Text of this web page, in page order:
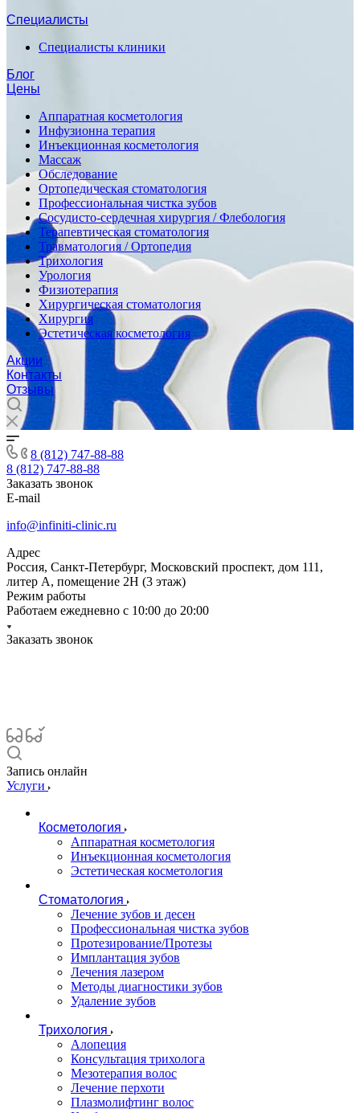
Специалисты
Специалисты клиники
Блог
Цены
Аппаратная косметология
Инфузионна терапия
Инъекционная косметология
Массаж
Обследование
Ортопедическая стоматология
Профессиональная чистка зубов
Сосудисто-сердечная хирургия / Флебология
Терапевтическая стоматология
Травматология / Ортопедия
Трихология
Урология
Физиотерапия
Хирургическая стоматология
Хирургия
Эстетическая косметология
Акции
Контакты
Отзывы
8 (812) 747-88-88
8 (812) 747-88-88
Заказать звонок
E-mail
info@infiniti-clinic.ru
Адрес
Россия, Санкт-Петербург, Московский проспект, дом 111,
литер А, помещение 2Н (3 этаж)
Режим работы
Работаем ежедневно с 10:00 до 20:00
Заказать звонок
Запись онлайн
Услуги
Косметология
Аппаратная косметология
Инъекционная косметология
Эстетическая косметология
Стоматология
Лечение зубов и десен
Профессиональная чистка зубов
Протезирование/Протезы
Имплантация зубов
Лечения лазером
Методы диагностики зубов
Удаление зубов
Трихология
Алопеция
Консультация трихолога
Мезотерапия волос
Лечение перхоти
Плазмолифтинг волос